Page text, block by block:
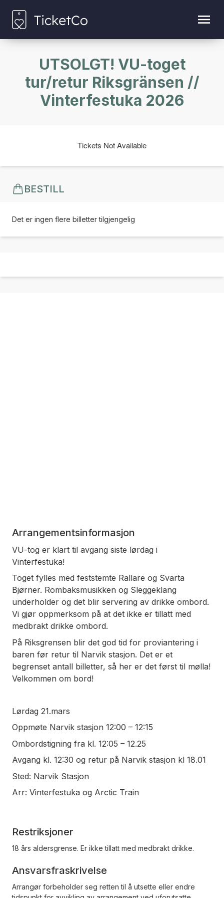
UTSOLGT! VU-toget
tur/retur Riksgränsen //
Vinterfestuka 2026
Tickets Not Available
BESTILL
Det er ingen flere billetter tilgjengelig
Arrangementsinformasjon
VU-tog er klart til avgang siste lørdag i
Vinterfestuka!
Toget fylles med feststemte Rallare og Svarta
Bjørner. Rombaksmusikken og Sleggeklang
underholder og det blir servering av drikke ombord.
Vi gjør oppmerksom på at det ikke er tillatt med
medbrakt drikke ombord.
På Riksgrensen blir det god tid for proviantering i
baren før retur til Narvik stasjon. Det er et
begrenset antall billetter, så her er det først til mølla!
Velkommen om bord!
Lørdag 21.mars
Oppmøte Narvik stasjon 12:00 – 12:15
Ombordstigning fra kl. 12:05 – 12.25
Avgang kl. 12:30 og retur på Narvik stasjon kl 18.01
Sted: Narvik Stasjon
Arr: Vinterfestuka og Arctic Train
Restriksjoner
18 års aldersgrense. Er ikke tillatt med medbrakt drikke.
Ansvarsfraskrivelse
Arrangør forbeholder seg retten til å utsette eller endre